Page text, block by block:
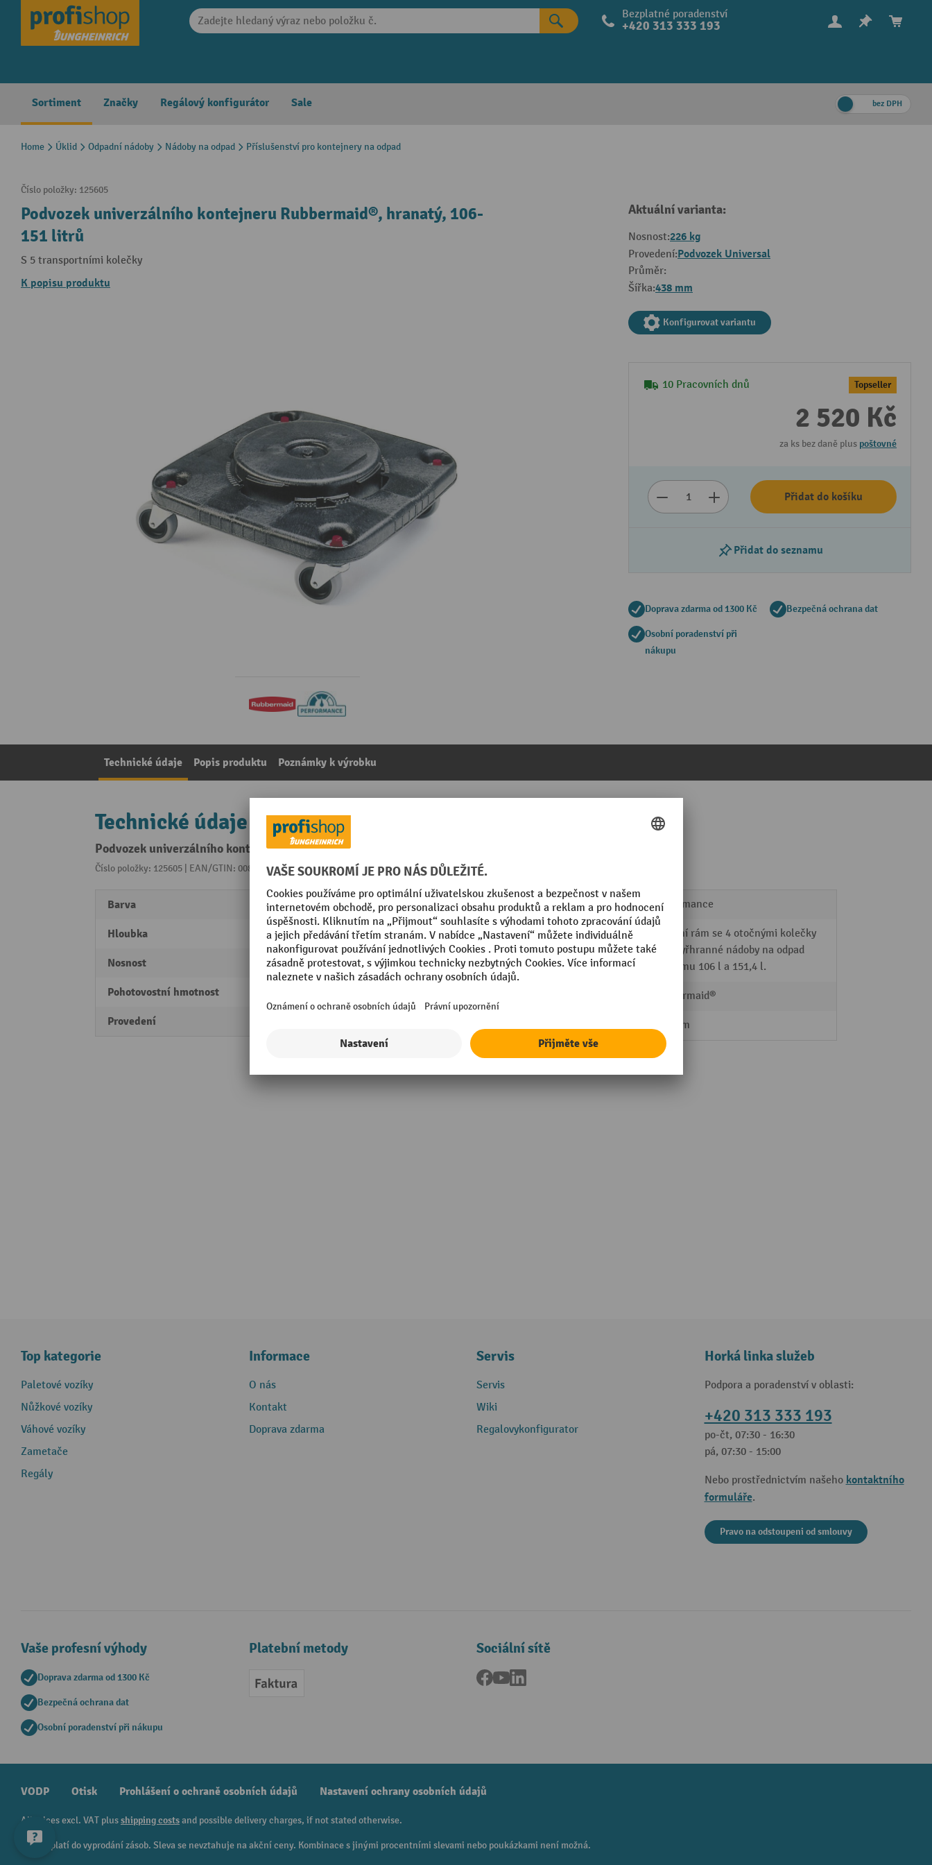
Skip to main navigation Bezplatné poradenství
+420 313 333 193
Sortiment Značky Regálový konfigurátor Sale bez DPH
Home Úklid Odpadní nádoby Nádoby na odpad Příslušenství pro kontejnery na odpad
Číslo položky: 125605
Podvozek univerzálního kontejneru Rubbermaid®, hranatý, 106-
151 litrů
S 5 transportními kolečky
K popisu produktu
Aktuální varianta:
Nosnost:226 kg
Provedení:Podvozek Universal
Průměr:
Šířka:438 mm
Konfigurovat variantu
10 Pracovních dnů Topseller
2 520 Kč
za ks bez daně plus poštovné
Přidat do košíku
Přidat do seznamu
Doprava zdarma od 1300 Kč Bezpečná ochrana dat
Osobní poradenství při
nákupu
Technické údaje Popis produktu Poznámky k výrobku
Technické údaje
Podvozek univerzálního kontejneru Rubbermaid®, hranatý, 106-151 litrů
Číslo položky: 125605 | EAN/GTIN: 0086876044355Z kategorie:Příslušenství pro kontejnery na odpad
Barva černá
Hloubka 438 mm
Nosnost 226 kg
Pohotovostní hmotnost
Provedení
Segmentu Performance
Technické vlastnosti
Mobilní rám se 4 otočnými kolečky
pro čtyřhranné nádoby na odpad
o objemu 106 l a 151,4 l.
Rubbermaid®
Šířka 438 mm
Top kategorie
Paletové vozíky
Nůžkové vozíky
Váhové vozíky
Zametače
Regály
Informace
O nás
Kontakt
Doprava zdarma
Servis
Servis
Wiki
Regalovykonfigurator
Horká linka služeb
Podpora a poradenství v oblasti:
+420 313 333 193
po-čt, 07:30 - 16:30
pá, 07:30 - 15:00
Nebo prostřednictvím našeho kontaktního
formuláře.
Pravo na odstoupeni od smlouvy
Vaše profesní výhody
Doprava zdarma od 1300 Kč
Bezpečná ochrana dat
Osobní poradenství při nákupu
Platební metody
Faktura
Sociální sítě
Facebook
YouTube
VODP Otisk Prohlášení o ochraně osobních údajů Nastavení ochrany osobních údajů
All prices excl. VAT plusshipping costsand possible delivery charges, if not stated otherwise.
¹ Sleva platí do vyprodání zásob. Sleva se nevztahuje na akční ceny. Kombinace s jinými procentními slevami nebo poukázkami není možná.